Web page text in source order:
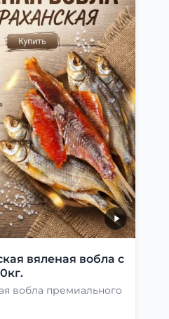
вяленая вобла с
вобла премиального